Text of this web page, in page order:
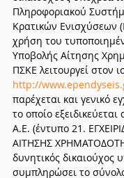
Πληροφοριακού
Κρατικών Ενισχύσεων
χρήση του
Υποβολής Αίτησης
ΠΣΚΕ λειτουργεί στον
http://
παρέχεται και γενικό
το οποίο
Α.Ε. (έντυπο 21.
ΑΙΤΗΣΗΣ
δυνητικός δικαιούχος
συμπληρώσει το